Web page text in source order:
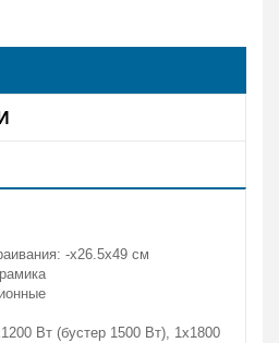
-х26.5х49 см
Вт (бустер 1500 Вт), 1х1800